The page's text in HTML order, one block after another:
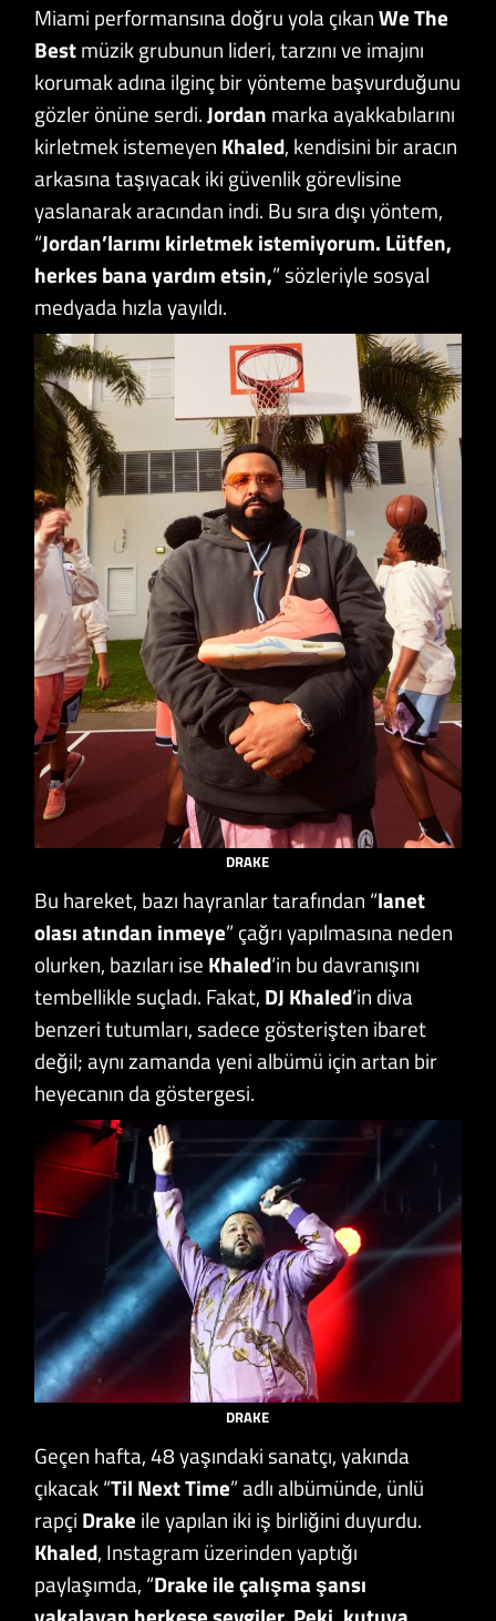
Miami performansına doğru yola çıkanWe The
Bestmüzik grubunun lideri, tarzını ve imajını
korumak adına ilginç bir yönteme başvurduğunu
gözler önüne serdi.Jordan marka ayakkabılarını
kirletmek istemeyen Khaled, kendisini bir aracın
arkasına taşıyacak iki güvenlik görevlisine
yaslanarak aracından indi. Bu sıra dışı yöntem,
“Jordan’larımı kirletmek istemiyorum. Lütfen,
herkes bana yardım etsin,” sözleriyle sosyal
medyada hızla yayıldı.
DRAKE
Bu hareket, bazı hayranlar tarafından “lanet
olası atından inmeye” çağrı yapılmasına neden
olurken, bazıları ise Khaled‘in bu davranışını
tembellikle suçladı. Fakat, DJ Khaled‘in diva
benzeri tutumları, sadece gösterişten ibaret
değil; aynı zamanda yeni albümü için artan bir
heyecanın da göstergesi.
DRAKE
Geçen hafta, 48 yaşındaki sanatçı, yakında
çıkacak “Til Next Time” adlı albümünde, ünlü
rapçi Drake ile yapılan iki iş birliğini duyurdu.
Khaled, Instagram üzerinden yaptığı
paylaşımda, “Drake ile çalışma şansı